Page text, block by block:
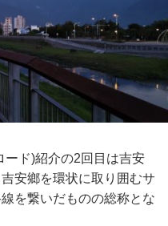
ード)紹介の2回目は吉安
安鄉を環状に取り囲むサ
を繋いだものの総称とな